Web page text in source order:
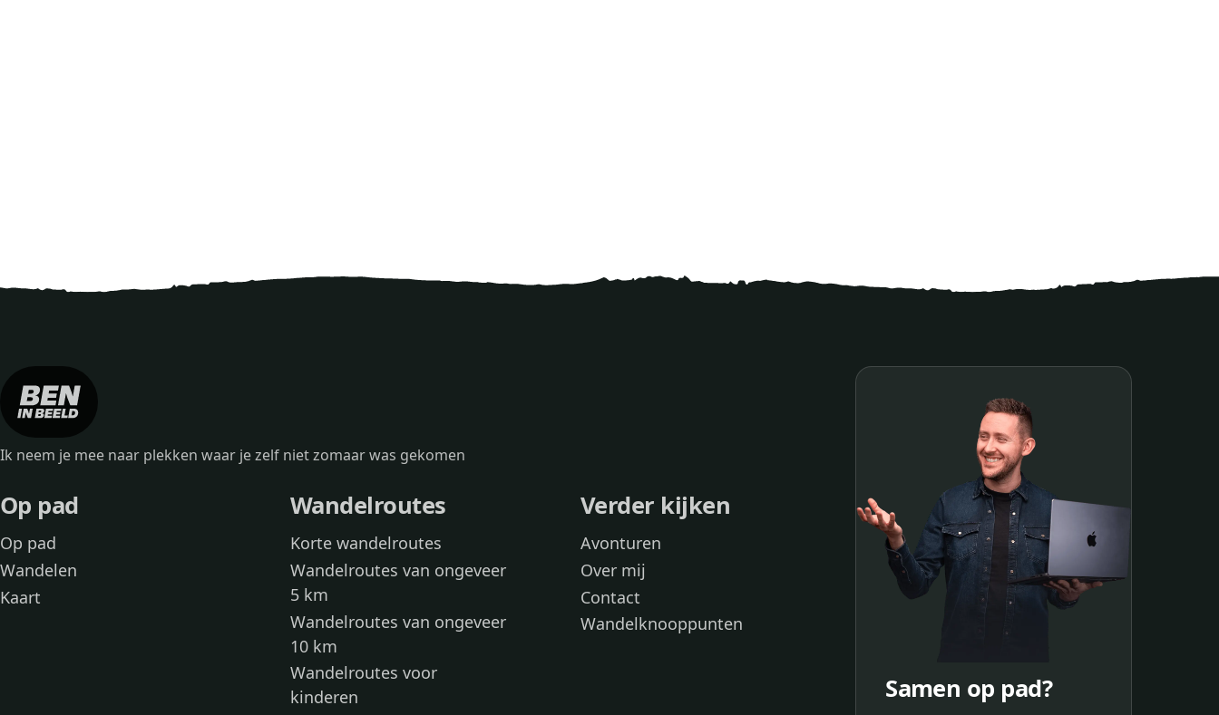
Ik neem je mee naar plekken waar je zelf niet zomaar was gekomen
Op pad
Op pad
Wandelen
Kaart
Wandelroutes
Korte wandelroutes
Wandelroutes van ongeveer
5 km
Wandelroutes van ongeveer
10 km
Wandelroutes voor
kinderen
Verder kijken
Avonturen
Over mij
Contact
Wandelknooppunten
Samen op pad?